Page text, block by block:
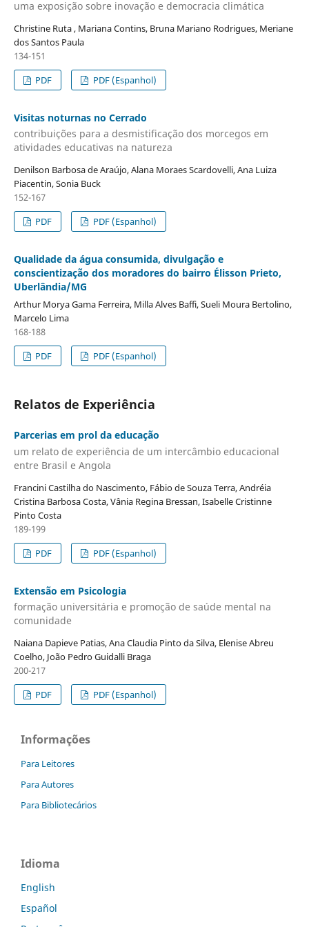
uma exposição sobre inovação e democracia climática
Christine Ruta , Mariana Contins, Bruna Mariano Rodrigues, Meriane
dos Santos Paula
134-151
PDF
PDF (Espanhol)
Visitas noturnas no Cerrado
contribuições para a desmistificação dos morcegos em
atividades educativas na natureza
Denilson Barbosa de Araújo, Alana Moraes Scardovelli, Ana Luiza
Piacentin, Sonia Buck
152-167
PDF
PDF (Espanhol)
Qualidade da água consumida, divulgação e
conscientização dos moradores do bairro Élisson Prieto,
Uberlândia/MG
Arthur Morya Gama Ferreira, Milla Alves Baffi, Sueli Moura Bertolino,
Marcelo Lima
168-188
PDF
PDF (Espanhol)
Relatos de Experiência
Parcerias em prol da educação
um relato de experiência de um intercâmbio educacional
entre Brasil e Angola
Francini Castilha do Nascimento, Fábio de Souza Terra, Andréia
Cristina Barbosa Costa, Vânia Regina Bressan, Isabelle Cristinne
Pinto Costa
189-199
PDF
PDF (Espanhol)
Extensão em Psicologia
formação universitária e promoção de saúde mental na
comunidade
Naiana Dapieve Patias, Ana Claudia Pinto da Silva, Elenise Abreu
Coelho, João Pedro Guidalli Braga
200-217
PDF
PDF (Espanhol)
Informações
Para Leitores
Para Autores
Para Bibliotecários
Idioma
English
Español